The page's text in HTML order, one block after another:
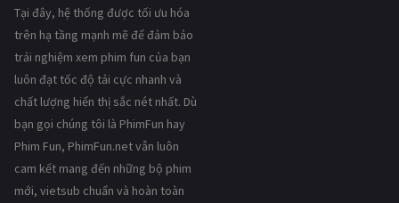
Tại đây, hệ thống được tối ưu hóa
trên hạ tầng mạnh mẽ để đảm bảo
trải nghiệm xem phim fun của bạn
luôn đạt tốc độ tải cực nhanh và
chất lượng hiển thị sắc nét nhất. Dù
bạn gọi chúng tôi là PhimFun hay
Phim Fun, PhimFun.net vẫn luôn
cam kết mang đến những bộ phim
mới, vietsub chuẩn và hoàn toàn